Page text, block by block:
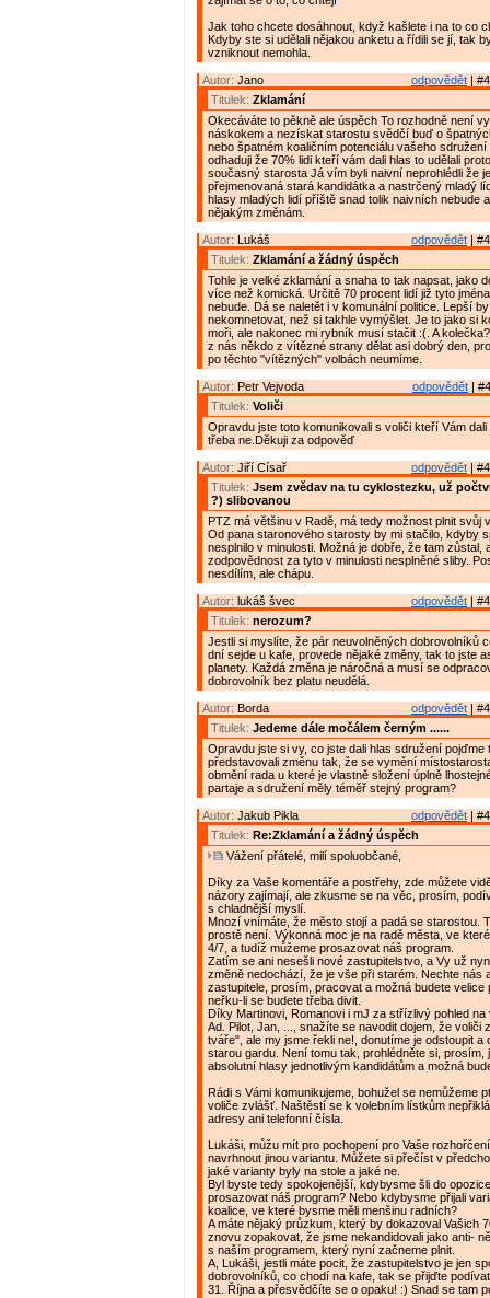
Jak toho chcete dosáhnout, když kašlete i na to co
Kdyby ste si udělali nějakou anketu a řídili se jí, tak
vzniknout nemohla.
odpovědět |
Autor: Jano
Titulek: Zklamání
Okecáváte to pěkně ale úspěch To rozhodně není
náskokem a nezískat starostu svědčí buď o
nebo špatném koaličním potenciálu vašeho sdružení
odhaduji že 70% lidi kteří vám dali hlas to udělali
současný starosta Já vím byli naivní neprohlédli že
přejmenovaná stará kandidátka a nastrčený mladý
hlasy mladých lidí příště snad tolik naivních nebude
nějakým změnám.
odpovědět |
Autor: Lukáš
Titulek: Zklamání a žádný úspěch
Tohle je velké zklamání a snaha to tak napsat, jako
více než komická. Určitě 70 procent lidí již tyto
nebude. Dá se naletět i v komunální politice. Lepší
nekomnetovat, než si takhle vymýšlet. Je to jako si
moři, ale nakonec mi rybník musí stačit :(. A
z nás někdo z vítězné strany dělat asi dobrý den,
po těchto "vítězných" volbách neumíme.
odpovědět |
Autor: Petr Vejvoda
Titulek: Voliči
Opravdu jste toto komunikovali s voliči kteří Vám dali
třeba ne.Děkuji za odpověď
odpovědět |
Autor: Jiří Císař
Titulek: Jsem zvědav na tu cyklostezku, už
?) slibovanou
PTZ má většinu v Radě, má tedy možnost plnit svůj
Od pana staronového starosty by mi stačilo, kdyby
nesplnilo v minulosti. Možná je dobře, že tam zůstal,
zodpovědnost za tyto v minulosti nesplněné sliby.
nesdílím, ale chápu.
odpovědět |
Autor: lukáš švec
Titulek: nerozum?
Jestli si myslíte, že pár neuvolněných dobrovolníků
dní sejde u kafe, provede nějaké změny, tak to jste
planety. Každá změna je náročná a musí se
dobrovolník bez platu neudělá.
odpovědět |
Autor: Borda
Titulek: Jedeme dále močálem černým ......
Opravdu jste si vy, co jste dali hlas sdružení pojďme
představovali změnu tak, že se vymění
obmění rada u které je vlastně složení úplně
partaje a sdružení měly téměř stejný program?
odpovědět |
Autor: Jakub Pikla
Titulek: Re:Zklamání a žádný úspěch
Vážení přátelé, milí spoluobčané,
Díky za Vaše komentáře a postřehy, zde můžete
názory zajímají, ale zkusme se na věc, prosím,
s chladnější myslí.
Mnozí vnímáte, že město stojí a padá se starostou.
prostě není. Výkonná moc je na radě města, ve
4/7, a tudíž můžeme prosazovat náš program.
Zatím se ani nesešli nové zastupitelstvo, a Vy už
změně nedochází, že je vše při starém. Nechte nás
zastupitele, prosím, pracovat a možná budete velice
neřku-li se budete třeba divit.
Díky Martinovi, Romanovi i mJ za střízlivý pohled na
Ad. Pilot, Jan, ..., snažíte se navodit dojem, že voliči
tváře", ale my jsme řekli ne!, donutíme je odstoupit a
starou gardu. Není tomu tak, prohlédněte si, prosím,
absolutní hlasy jednotlivým kandidátům a možná
Rádi s Vámi komunikujeme, bohužel se nemůžeme
voliče zvlášť. Naštěstí se k volebním lístkům
adresy ani telefonní čísla.
Lukáši, můžu mít pro pochopení pro Vaše
navrhnout jinou variantu. Můžete si přečíst v
jaké varianty byly na stole a jaké ne.
Byl byste tedy spokojenější, kdybysme šli do
prosazovat náš program? Nebo kdybysme přijali
koalice, ve které bysme měli menšinu radních?
A máte nějaký průzkum, který by dokazoval Vašich
znovu zopakovat, že jsme nekandidovali jako anti-
s naším programem, který nyní začneme plnit.
A, Lukáši, jestli máte pocit, že zastupitelstvo je jen
dobrovolníků, co chodí na kafe, tak se přijďte
31. Října a přesvědčíte se o opaku! :) Snad se tam